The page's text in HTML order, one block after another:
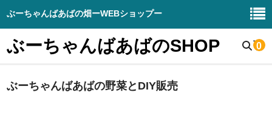
ぶーちゃんばあばの畑ーWEBショップー
ぶーちゃんばあばのSHOP 0
野菜販売
ぶーちゃんばあばの野菜とDIY販売